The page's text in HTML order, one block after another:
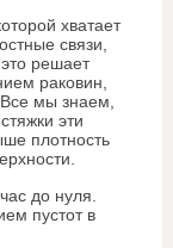
хватает
связи,
решает
раковин,
мы знаем,
эти
плотность
до нуля.
пустот в